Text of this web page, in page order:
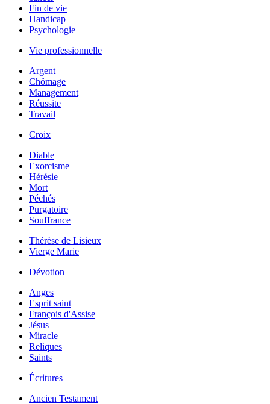
Fin de vie
Handicap
Psychologie
Vie professionnelle
Argent
Chômage
Management
Réussite
Travail
Croix
Diable
Exorcisme
Hérésie
Mort
Péchés
Purgatoire
Souffrance
Thérèse de Lisieux
Vierge Marie
Dévotion
Anges
Esprit saint
François d'Assise
Jésus
Miracle
Reliques
Saints
Écritures
Ancien Testament